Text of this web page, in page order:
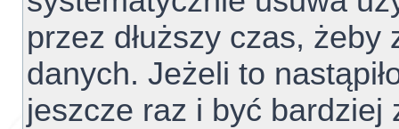
przez dłuższy czas,
danych. Jeżeli to
jeszcze raz i być